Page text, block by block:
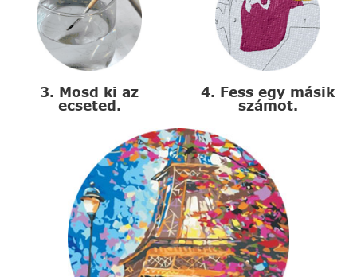
3. Mosd ki az
ecseted.
4. Fess egy másik
számot.